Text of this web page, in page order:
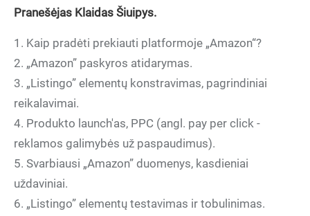
Pranešėjas Klaidas Šiuipys.
1. Kaip pradėti prekiauti platformoje „Amazon“?
2. „Amazon” paskyros atidarymas.
3. „Listingo” elementų konstravimas, pagrindiniai
reikalavimai.
4. Produkto launch'as, PPC (angl. pay per click -
reklamos galimybės už paspaudimus).
5. Svarbiausi „Amazon” duomenys, kasdieniai
uždaviniai.
6. „Listingo” elementų testavimas ir tobulinimas.